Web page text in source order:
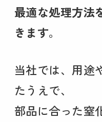
最適な処理方法
きます。
当社では、用途
たうえで、
部品に合った窒